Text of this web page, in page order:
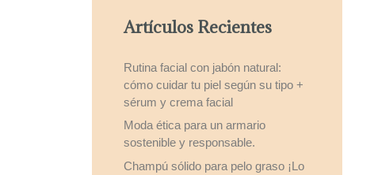
Artículos Recientes
Rutina facial con jabón natural:
cómo cuidar tu piel según su tipo +
sérum y crema facial
Moda ética para un armario
sostenible y responsable.
Champú sólido para pelo graso ¡Lo